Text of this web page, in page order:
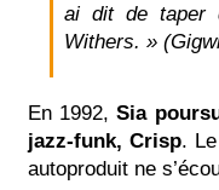
ai dit de taper
Withers. »
En 1992, Sia
jazz-funk, Crisp.
autoproduit ne